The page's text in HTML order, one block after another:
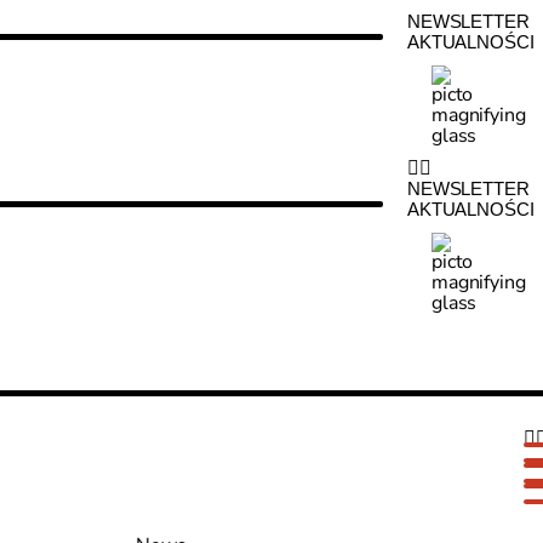
NEWSLETTER
AKTUALNOŚCI
NEWSLETTER
AKTUALNOŚCI